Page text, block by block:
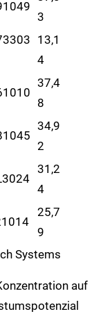
3
13,1
4
37,4
8
34,9
2
31,2
4
25,7
9
Systems
auf